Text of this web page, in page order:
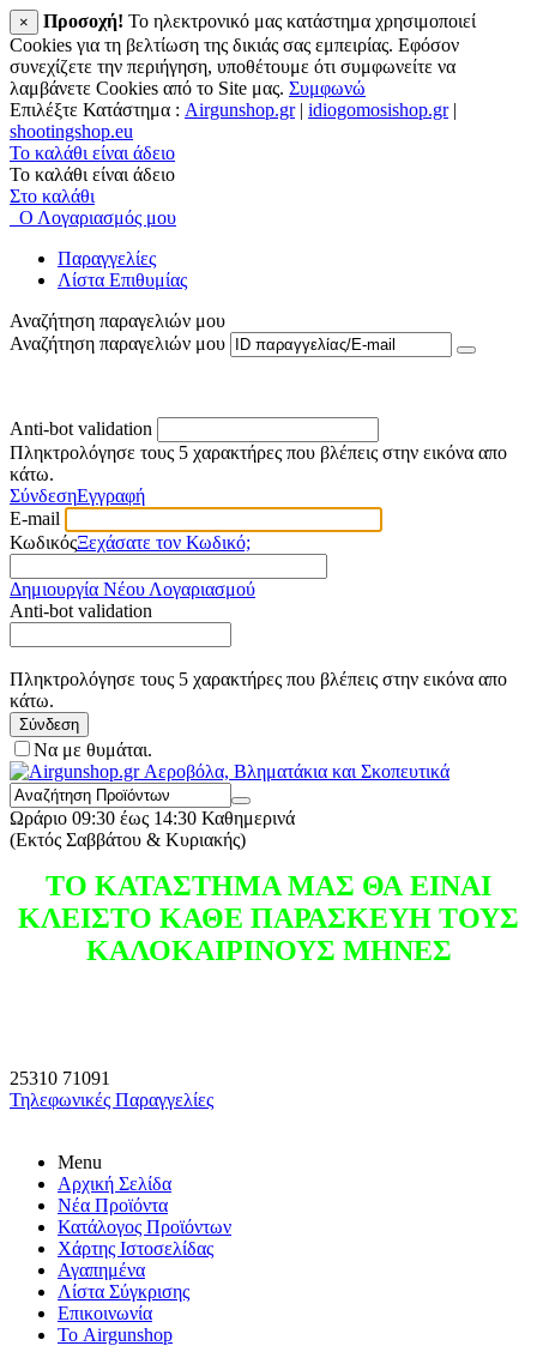
× Προσοχή! To ηλεκτρονικό μας κατάστημα χρησιμοποιεί
Cookies για τη βελτίωση της δικιάς σας εμπειρίας. Εφόσον
συνεχίζετε την περιήγηση, υποθέτουμε ότι συμφωνείτε να
λαμβάνετε Cookies από το Site μας. Συμφωνώ
Επιλέξτε Κατάστημα : Airgunshop.gr| idiogomosishop.gr|
shootingshop.eu
Το καλάθι είναι άδειο
Το καλάθι είναι άδειο
Στο καλάθι
Ο Λογαριασμός μου
Παραγγελίες
Λίστα Επιθυμίας
Αναζήτηση παραγελιών μου
Αναζήτηση παραγελιών μου
Anti-bot validation
Πληκτρολόγησε τους 5 χαρακτήρες που βλέπεις στην εικόνα απο
κάτω.
ΣύνδεσηΕγγραφή
E-mail
ΚωδικόςΞεχάσατε τον Κωδικό;
Δημιουργία Νέου Λογαριασμού
Anti-bot validation
Πληκτρολόγησε τους 5 χαρακτήρες που βλέπεις στην εικόνα απο
κάτω.
Σύνδεση
Να με θυμάται.
Ωράριο 09:30 έως 14:30 Καθημερινά
(Εκτός Σαββάτου & Κυριακής)
ΤΟ ΚΑΤΑΣΤΗΜΑ ΜΑΣ ΘΑ ΕΙΝΑΙ
ΚΛΕΙΣΤΟ ΚΑΘΕ ΠΑΡΑΣΚΕΥΗ ΤΟΥΣ
ΚΑΛΟΚΑΙΡΙΝΟΥΣ ΜΗΝΕΣ
25310 71091
Τηλεφωνικές Παραγγελίες
Menu
Αρχική Σελίδα
Νέα Προϊόντα
Κατάλογος Προϊόντων
Χάρτης Ιστοσελίδας
Αγαπημένα
Λίστα Σύγκρισης
Επικοινωνία
Το Airgunshop